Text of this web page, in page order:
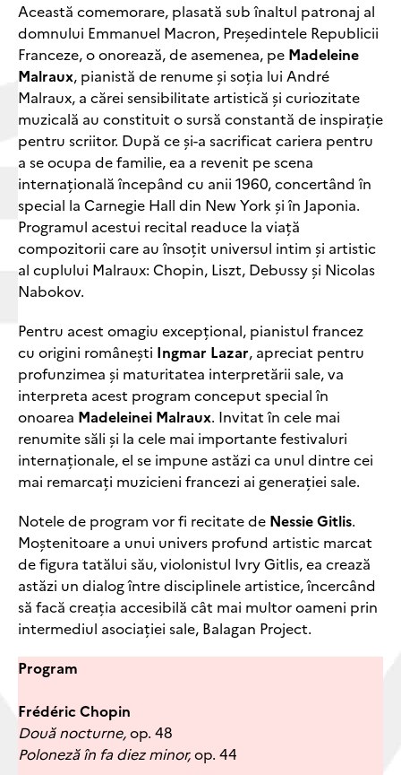
Această comemorare, plasată sub înaltul patronaj al
domnului Emmanuel Macron, Președintele Republicii
Franceze, o onorează, de asemenea, pe Madeleine
Malraux, pianistă de renume și soția lui André
Malraux, a cărei sensibilitate artistică și curiozitate
muzicală au constituit o sursă constantă de inspirație
pentru scriitor. După ce și-a sacrificat cariera pentru
a se ocupa de familie, ea a revenit pe scena
internațională începând cu anii 1960, concertând în
special la Carnegie Hall din New York și în Japonia.
Programul acestui recital readuce la viață
compozitorii care au însoțit universul intim și artistic
al cuplului Malraux: Chopin, Liszt, Debussy și Nicolas
Nabokov.
Pentru acest omagiu excepțional, pianistul francez
cu origini românești Ingmar Lazar, apreciat pentru
profunzimea și maturitatea interpretării sale, va
interpreta acest program conceput special în
onoarea Madeleinei Malraux. Invitat în cele mai
renumite săli și la cele mai importante festivaluri
internaționale, el se impune astăzi ca unul dintre cei
mai remarcați muzicieni francezi ai generației sale.
Notele de program vor fi recitate de Nessie Gitlis.
Moștenitoare a unui univers profund artistic marcat
de figura tatălui său, violonistul Ivry Gitlis, ea crează
astăzi un dialog între disciplinele artistice, încercând
să facă creația accesibilă cât mai multor oameni prin
intermediul asociației sale, Balagan Project.
Program
Frédéric Chopin
Două nocturne,op. 48
Poloneză în fa diez minor,op. 44